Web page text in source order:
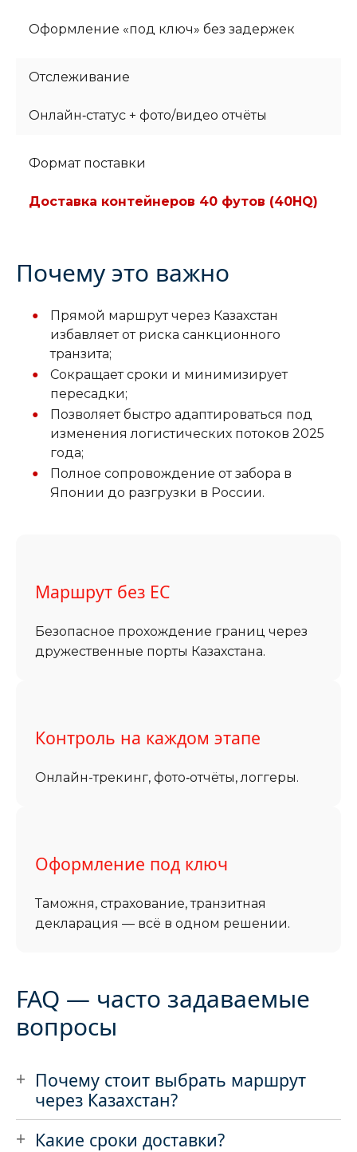
Оформление «под ключ» без задержек
Отслеживание
Онлайн‑статус + фото/видео отчёты
Формат поставки
Доставка контейнеров 40 футов (40HQ)
Почему это важно
Прямой маршрут через Казахстан
избавляет от риска санкционного
транзита;
Сокращает сроки и минимизирует
пересадки;
Позволяет быстро адаптироваться под
изменения логистических потоков 2025
года;
Полное сопровождение от забора в
Японии до разгрузки в России.
Маршрут без ЕС
Безопасное прохождение границ через
дружественные порты Казахстана.
Контроль на каждом этапе
Онлайн-трекинг, фото‑отчёты, логгеры.
Оформление под ключ
Таможня, страхование, транзитная
декларация — всё в одном решении.
FAQ — часто задаваемые
вопросы
Почему стоит выбрать маршрут
через Казахстан?
Какие сроки доставки?